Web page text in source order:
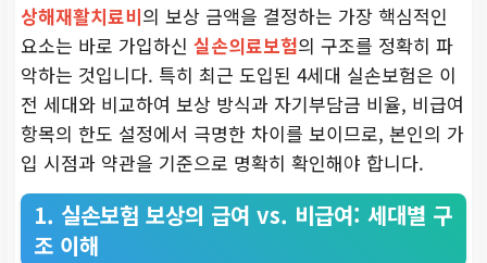
상해재활치료비의 보상 금액을 결정하는 가장 핵심적인
요소는 바로 가입하신 실손의료보험의 구조를 정확히 파
악하는 것입니다. 특히 최근 도입된 4세대 실손보험은 이
전 세대와 비교하여 보상 방식과 자기부담금 비율, 비급여
항목의 한도 설정에서 극명한 차이를 보이므로, 본인의 가
입 시점과 약관을 기준으로 명확히 확인해야 합니다.
1. 실손보험 보상의 급여 vs. 비급여: 세대별 구
조 이해